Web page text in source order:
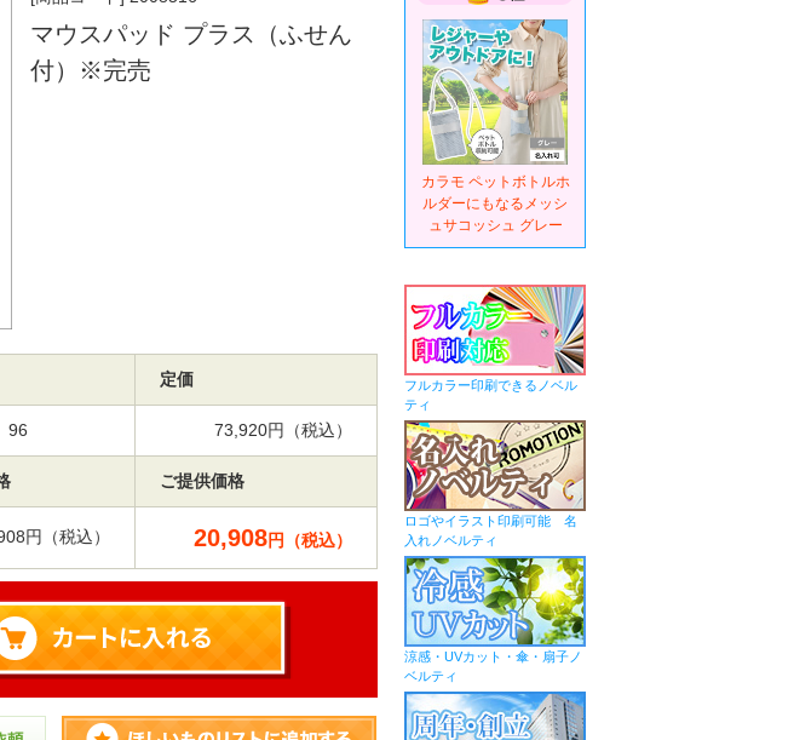
マウスパッド プラス（ふせん
付）※完売
定価
96 73,920円（税込）
ご提供価格
円（税込） 20,908円（税込）
カラモ ペットボトルホ
ルダーにもなるメッシ
ュサコッシュ グレー
フルカラー印刷できるノベル
ティ
ロゴやイラスト印刷可能 名
入れノベルティ
涼感・UVカット・傘・扇子ノ
ベルティ